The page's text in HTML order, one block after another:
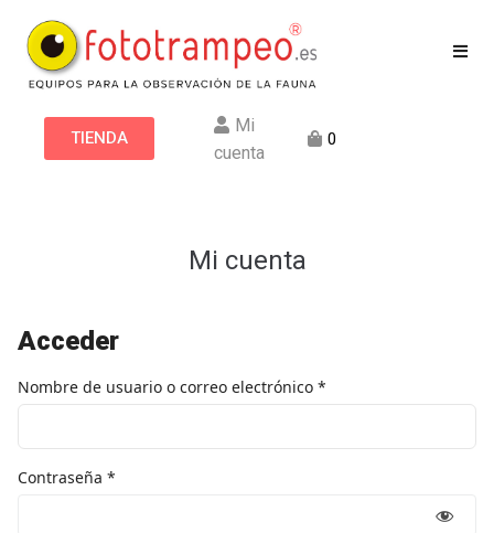
TIENDA
Mi
cuenta
0
Mi cuenta
Acceder
Nombre de usuario o correo electrónico *
Contraseña *